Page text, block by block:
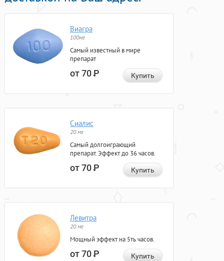
Виагра
100мг
Самый известный в мире
препарат
от 70Р Купить
Сиалис
20 мг
Самый долгоиграющий
препарат. Эффект до 36 часов.
от 70Р Купить
Левитра
20 мг
Мощный эффект на 5ть часов.
от 70Р Купить